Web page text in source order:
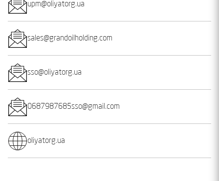
upm@oliyatorg.ua
sales@grandoilholding.com
sso@oliyatorg.ua
0687987685sso@gmail.com
oliyatorg.ua